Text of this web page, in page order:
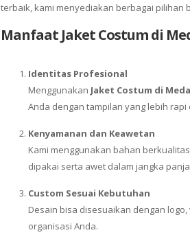
terbaik, kami menyediakan berbagai pilihan
Manfaat Jaket Costum di
Identitas Profesional
Menggunakan Jaket Costum di
Anda dengan tampilan yang lebih
Kenyamanan dan Keawetan
Kami menggunakan bahan
dipakai serta awet dalam jangka
Custom Sesuai Kebutuhan
Desain bisa disesuaikan dengan
organisasi Anda.